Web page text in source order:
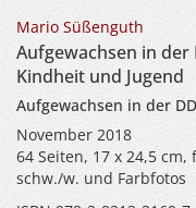
Mario Süßenguth
Aufgewachsen in der
Kindheit und Jugend
Aufgewachsen in der
November 2018
64 Seiten, 17 x 24,5
schw./w. und Farbfotos